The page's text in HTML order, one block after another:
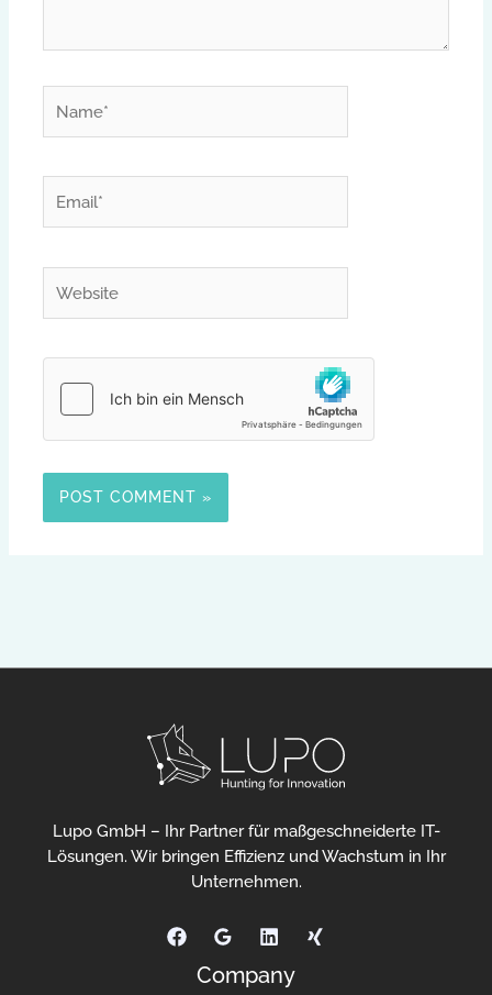
Lupo GmbH – Ihr Partner für maßgeschneiderte IT-
Lösungen. Wir bringen Effizienz und Wachstum in Ihr
Unternehmen.
Company